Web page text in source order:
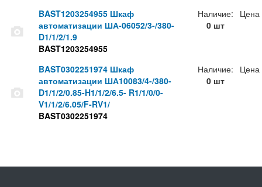
BAST1203254955 Шкаф
автоматизации ША-06052/3-/380-
D1/1/2/1.9
BAST1203254955
Наличие:
0 шт
Цена
BAST0302251974 Шкаф
автоматизации ША10083/4-/380-
D1/1/2/0.85-H1/1/2/6.5- R1/1/0/0-
V1/1/2/6.05/F-RV1/
BAST0302251974
Наличие:
0 шт
Цена